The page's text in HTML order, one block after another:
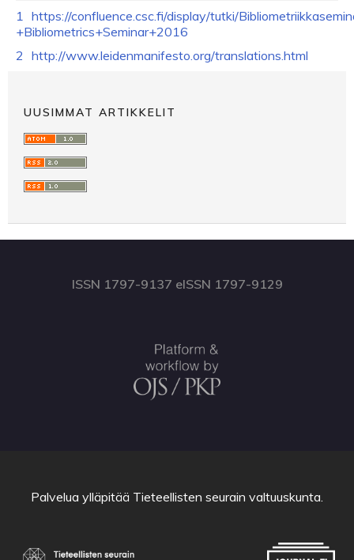
1
https://confluence.csc.fi/display/tutki/
+Bibliometrics+Seminar+2016
2 http://www.leidenmanifesto.org/translations.html
UUSIMMAT ARTIKKELIT
ISSN 1797-9137 eISSN 1797-9129
Palvelua ylläpitää Tieteellisten seurain valtuuskunta.